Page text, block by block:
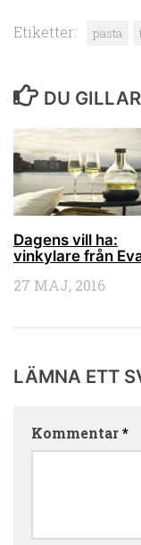
Etiketter: pasta
DU
Dagens vill ha:
vinkylare från
27 MAJ, 2016
LÄMNA ETT
Kommentar*